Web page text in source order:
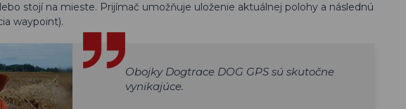
stojí na mieste. Prijímač umožňuje uloženie aktuálnej polohy a následnú
waypoint).
Obojky Dogtrace DOG GPS sú skutočne
vynikajúce.